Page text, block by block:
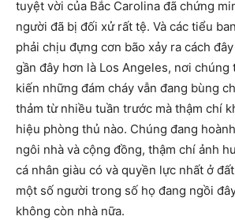
tuyệt vời của Bắc Carolina đã chứng
người đã bị đối xử rất tệ. Và các tiểu
phải chịu đựng cơn bão xảy ra cách
gần đây hơn là Los Angeles, nơi chúng
kiến ​​những đám cháy vẫn đang bùng
thảm từ nhiều tuần trước mà thậm chí
hiệu phòng thủ nào. Chúng đang
ngôi nhà và cộng đồng, thậm chí ảnh
cá nhân giàu có và quyền lực nhất ở
một số người trong số họ đang ngồi
không còn nhà nữa.